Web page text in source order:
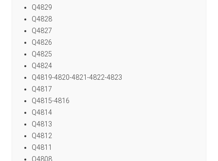
Q4829
Q4828
Q4827
Q4826
Q4825
Q4824
Q4819-4820-4821-4822-4823
Q4817
Q4815-4816
Q4814
Q4813
Q4812
Q4811
Q4808